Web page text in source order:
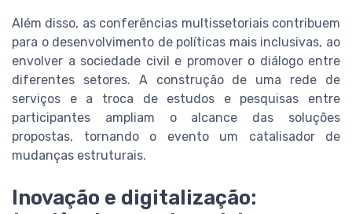
Além disso, as conferências multissetoriais contribuem
para o desenvolvimento de políticas mais inclusivas, ao
envolver a sociedade civil e promover o diálogo entre
diferentes setores. A construção de uma rede de
serviços e a troca de estudos e pesquisas entre
participantes ampliam o alcance das soluções
propostas, tornando o evento um catalisador de
mudanças estruturais.
Inovação e digitalização: